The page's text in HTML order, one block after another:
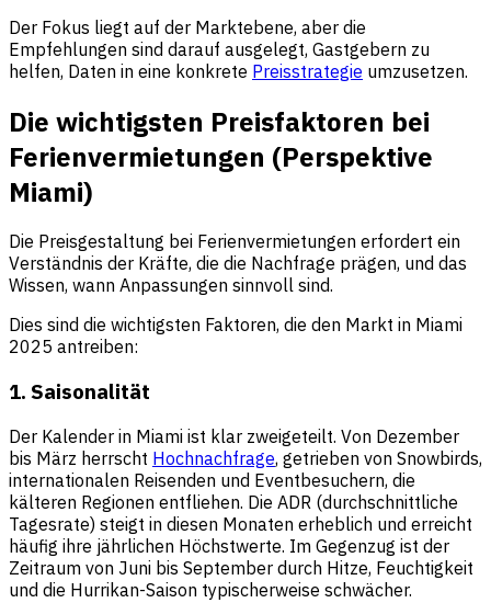
Der Fokus liegt auf der Marktebene, aber die
Empfehlungen sind darauf ausgelegt, Gastgebern zu
helfen, Daten in eine konkrete Preisstrategie umzusetzen.
Die wichtigsten Preisfaktoren bei
Ferienvermietungen (Perspektive
Miami)
Die Preisgestaltung bei Ferienvermietungen erfordert ein
Verständnis der Kräfte, die die Nachfrage prägen, und das
Wissen, wann Anpassungen sinnvoll sind.
Dies sind die wichtigsten Faktoren, die den Markt in Miami
2025 antreiben:
1. Saisonalität
Der Kalender in Miami ist klar zweigeteilt. Von Dezember
bis März herrscht Hochnachfrage, getrieben von Snowbirds,
internationalen Reisenden und Eventbesuchern, die
kälteren Regionen entfliehen. Die ADR (durchschnittliche
Tagesrate) steigt in diesen Monaten erheblich und erreicht
häufig ihre jährlichen Höchstwerte. Im Gegenzug ist der
Zeitraum von Juni bis September durch Hitze, Feuchtigkeit
und die Hurrikan-Saison typischerweise schwächer.